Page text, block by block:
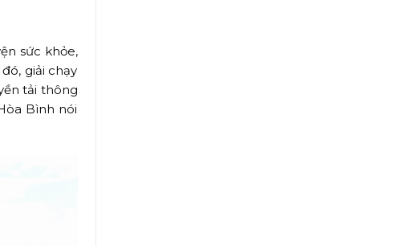
sức khỏe,
giải chạy
tải thông
Bình nói